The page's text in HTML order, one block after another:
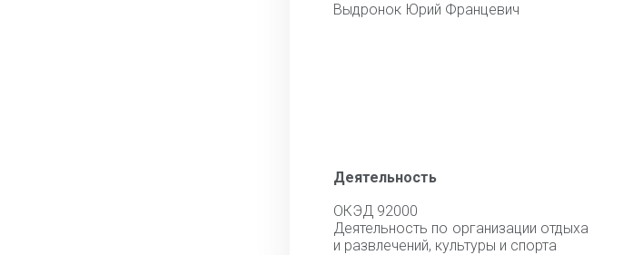
Выдронок Юрий Францевич
Деятельность
ОКЭД 92000
Деятельность по организации отдыха
и развлечений, культуры и спорта